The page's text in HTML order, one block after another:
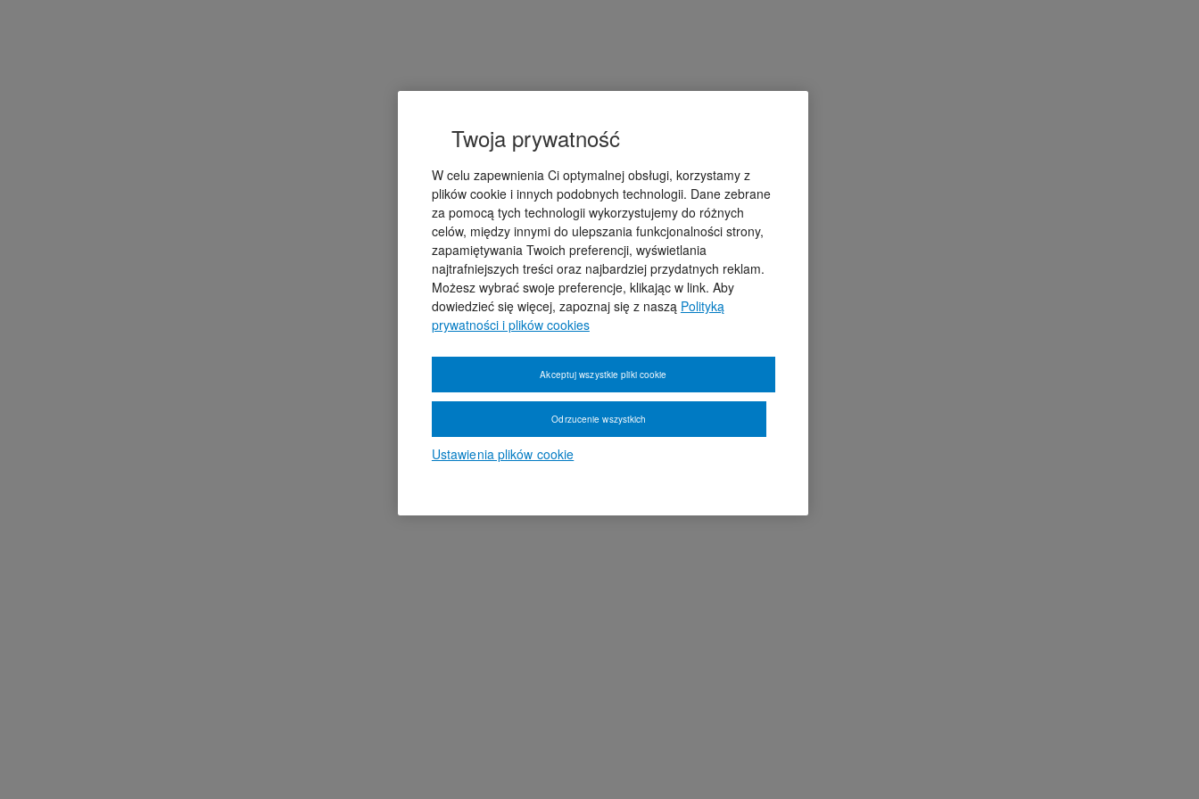
Twoja prywatność
W celu zapewnienia Ci optymalnej obsługi, korzystamy z
plików cookie i innych podobnych technologii. Dane zebrane
za pomocą tych technologii wykorzystujemy do różnych
celów, między innymi do ulepszania funkcjonalności strony,
zapamiętywania Twoich preferencji, wyświetlania
najtrafniejszych treści oraz najbardziej przydatnych reklam.
Możesz wybrać swoje preferencje, klikając w link. Aby
dowiedzieć się więcej, zapoznaj się z naszą Polityką
prywatności i plików cookies
Ustawienia plików cookie
Odrzucenie wszystkich
Akceptuj wszystkie pliki cookie